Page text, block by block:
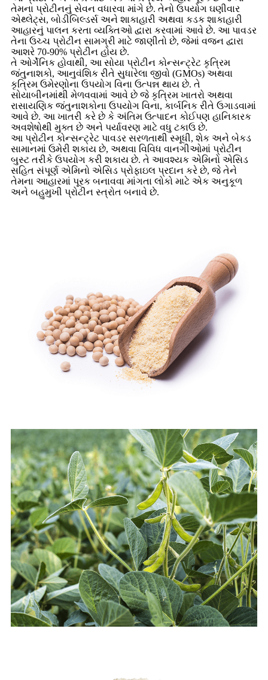
તેમના પ્રોટીનનું સેવન વધારવા માંગે છે. તેનો ઉપયોગ ઘણીવાર
એથ્લેટ્સ, બોડીબિલ્ડર્સ અને શાકાહારી અથવા કડક શાકાહારી
આહારનું પાલન કરતા વ્યક્તિઓ દ્વારા કરવામાં આવે છે. આ પાવડર
તેના ઉચ્ચ પ્રોટીન સામગ્રી માટે જાણીતો છે, જેમાં વજન દ્વારા
આશરે 70-90% પ્રોટીન હોય છે.
તે ઓર્ગેનિક હોવાથી, આ સોયા પ્રોટીન કોન્સન્ટ્રેટ કૃત્રિમ
જંતુનાશકો, આનુવંશિક રીતે સુધારેલા જીવો (GMOs) અથવા
કૃત્રિમ ઉમેરણોના ઉપયોગ વિના ઉત્પન્ન થાય છે. તે
સોયાબીનમાંથી મેળવવામાં આવે છે જે કૃત્રિમ ખાતરો અથવા
રાસાયણિક જંતુનાશકોના ઉપયોગ વિના, કાર્બનિક રીતે ઉગાડવામાં
આવે છે. આ ખાતરી કરે છે કે અંતિમ ઉત્પાદન કોઈપણ હાનિકારક
અવશેષોથી મુક્ત છે અને પર્યાવરણ માટે વધુ ટકાઉ છે.
આ પ્રોટીન કોન્સન્ટ્રેટ પાવડર સરળતાથી સ્મૂધી, શેક અને બેકડ
સામાનમાં ઉમેરી શકાય છે, અથવા વિવિધ વાનગીઓમાં પ્રોટીન
બુસ્ટ તરીકે ઉપયોગ કરી શકાય છે. તે આવશ્યક એમિનો એસિડ
સહિત સંપૂર્ણ એમિનો એસિડ પ્રોફાઇલ પ્રદાન કરે છે, જે તેને
તેમના આહારમાં પૂરક બનાવવા માંગતા લોકો માટે એક અનુકૂળ
અને બહુમુખી પ્રોટીન સ્ત્રોત બનાવે છે.